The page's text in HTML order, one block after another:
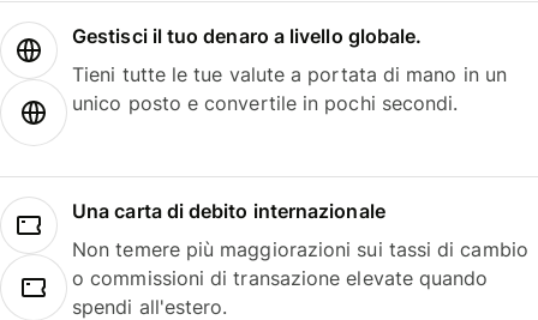
Gestisci il tuo denaro a livello globale.
Tieni tutte le tue valute a portata di mano in un
unico posto e convertile in pochi secondi.
Una carta di debito internazionale
Non temere più maggiorazioni sui tassi di cambio
o commissioni di transazione elevate quando
spendi all'estero.